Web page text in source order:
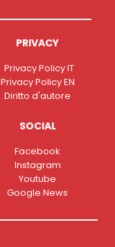
PRIVACY
Privacy Policy IT
Privacy Policy EN
Diritto d'autore
SOCIAL
Facebook
Instagram
Youtube
Google News